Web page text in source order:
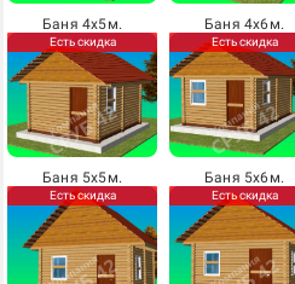
Баня 4х5м.
Есть скидка
Баня 4х6м.
Есть скидка
Баня 5х5м.
Есть скидка
Баня 5х6м.
Есть скидка